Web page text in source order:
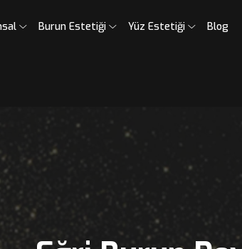
Kurumsal Burun Estetiği Yüz Estetiği